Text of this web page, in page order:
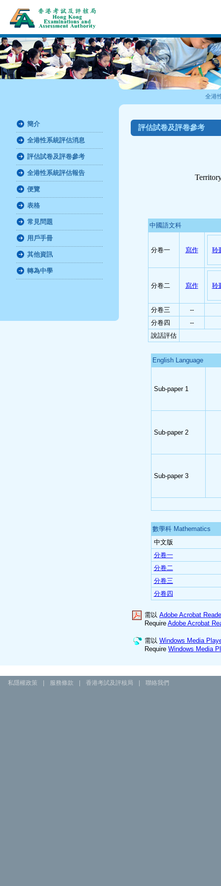
全港
簡介
全港性系統評估消息
評估試卷及評卷參考
全港性系統評估報告
便覽
表格
常見問題
用戶手冊
其他資訊
轉為中學
評估試卷及評卷參考
中國語文科
分卷一 寫作 聆
分卷二 寫作 聆
分卷三
--
分卷四
--
說話評估
English Language
Sub-paper 1
Sub-paper 2
Sub-paper 3
數學科 Mathematics
中文版
分卷一
分卷二
分卷三
分卷四
需以 Adobe Acrobat
Require Adobe Acrobat
需以 Windows Media
Require Windows Media
私隱權政策 服務條款 香港考試及評核局 聯絡我們